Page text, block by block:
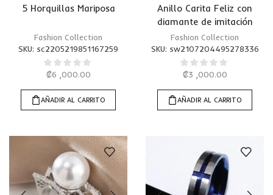
5 Horquillas Mariposa
Fashion Collection
SKU: sc2205219851167259
₡6 ,000.00
AÑADIR AL CARRITO
Anillo Carita Feliz con
diamante de imitación
Fashion Collection
SKU: sw2107204495278336
₡3 ,000.00
AÑADIR AL CARRITO